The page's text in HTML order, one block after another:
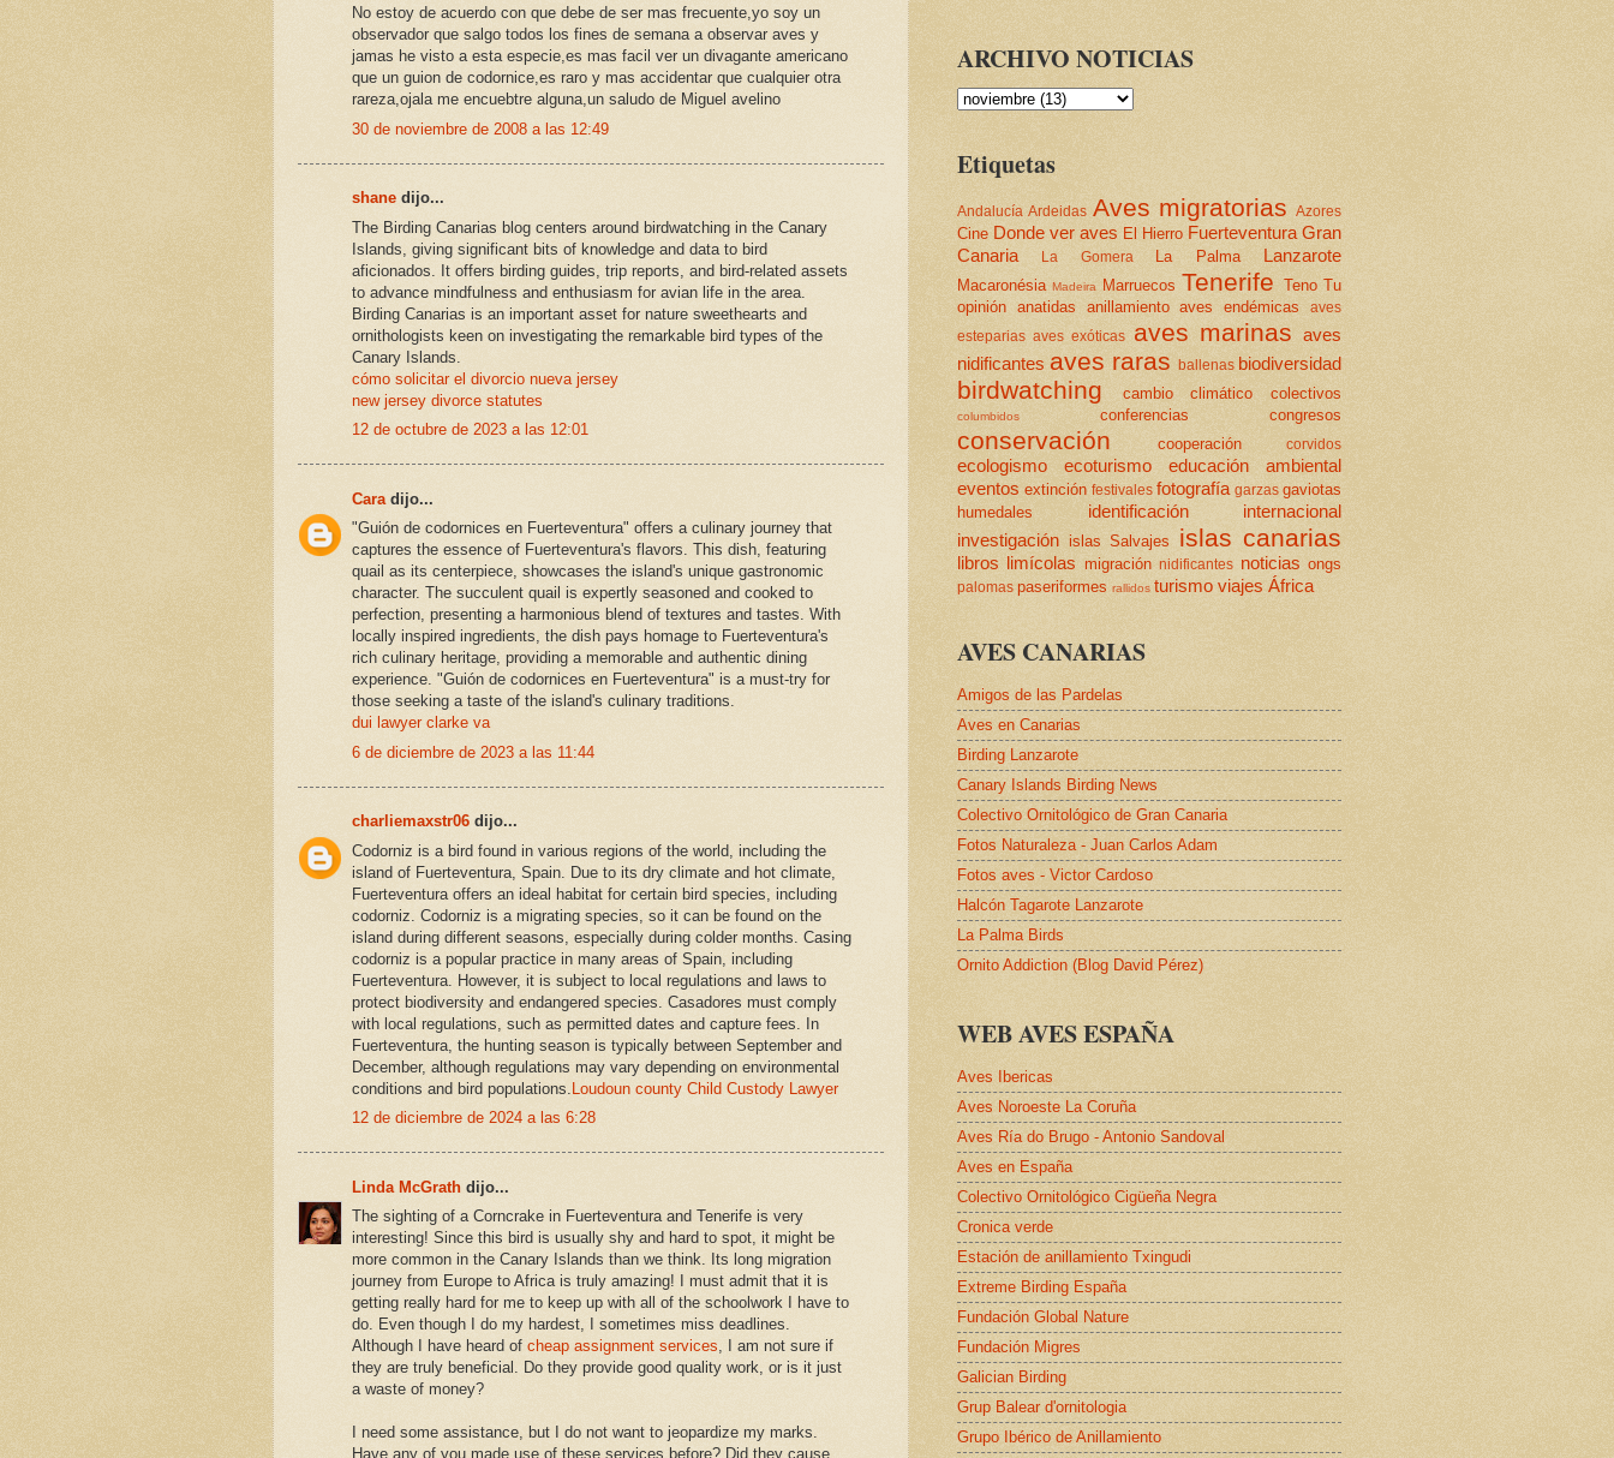
No estoy de acuerdo con que debe de ser mas frecuente,yo soy un
observador que salgo todos los fines de semana a observar aves y
jamas he visto a esta especie,es mas facil ver un divagante americano
que un guion de codornice,es raro y mas accidentar que cualquier otra
rareza,ojala me encuebtre alguna,un saludo de Miguel avelino
30 de noviembre de 2008 a las 12:49
shane dijo...
The Birding Canarias blog centers around birdwatching in the Canary
Islands, giving significant bits of knowledge and data to bird
aficionados. It offers birding guides, trip reports, and bird-related assets
to advance mindfulness and enthusiasm for avian life in the area.
Birding Canarias is an important asset for nature sweethearts and
ornithologists keen on investigating the remarkable bird types of the
Canary Islands.
cómo solicitar el divorcio nueva jersey
new jersey divorce statutes
12 de octubre de 2023 a las 12:01
Cara dijo...
"Guión de codornices en Fuerteventura" offers a culinary journey that
captures the essence of Fuerteventura's flavors. This dish, featuring
quail as its centerpiece, showcases the island's unique gastronomic
character. The succulent quail is expertly seasoned and cooked to
perfection, presenting a harmonious blend of textures and tastes. With
locally inspired ingredients, the dish pays homage to Fuerteventura's
rich culinary heritage, providing a memorable and authentic dining
experience. "Guión de codornices en Fuerteventura" is a must-try for
those seeking a taste of the island's culinary traditions.
dui lawyer clarke va
6 de diciembre de 2023 a las 11:44
charliemaxstr06 dijo...
Codorniz is a bird found in various regions of the world, including the
island of Fuerteventura, Spain. Due to its dry climate and hot climate,
Fuerteventura offers an ideal habitat for certain bird species, including
codorniz. Codorniz is a migrating species, so it can be found on the
island during different seasons, especially during colder months. Casing
codorniz is a popular practice in many areas of Spain, including
Fuerteventura. However, it is subject to local regulations and laws to
protect biodiversity and endangered species. Casadores must comply
with local regulations, such as permitted dates and capture fees. In
Fuerteventura, the hunting season is typically between September and
December, although regulations may vary depending on environmental
conditions and bird populations. Loudoun county Child Custody Lawyer
12 de diciembre de 2024 a las 6:28
Linda McGrath dijo...
The sighting of a Corncrake in Fuerteventura and Tenerife is very
interesting! Since this bird is usually shy and hard to spot, it might be
more common in the Canary Islands than we think. Its long migration
journey from Europe to Africa is truly amazing! I must admit that it is
getting really hard for me to keep up with all of the schoolwork I have to
do. Even though I do my hardest, I sometimes miss deadlines.
Although I have heard of cheap assignment services, I am not sure if
they are truly beneficial. Do they provide good quality work, or is it just
a waste of money?
I need some assistance, but I do not want to jeopardize my marks.
Have any of you made use of these services before? Did they cause
ARCHIVO NOTICIAS
Etiquetas
Andalucía Ardeidas Aves migratorias Azores
Cine Donde ver aves El Hierro Fuerteventura Gran
Canaria
La Gomera La Palma Lanzarote
Macaronésia Madeira Marruecos Tenerife Teno Tu
opinión anatidas anillamiento aves endémicas
aves
esteparias aves exóticas aves marinas aves
nidificantes aves raras ballenas biodiversidad
birdwatching cambio climático colectivos
columbidos conferencias congresos
conservación cooperación corvidos
ecologismo ecoturismo
educación ambiental
eventos extinción festivales fotografía garzas gaviotas
humedales
identificación
internacional
investigación islas Salvajes islas canarias
libros limícolas migración nidificantes noticias ongs
palomas paseriformes rallidos turismo viajes África
AVES CANARIAS
Amigos de las Pardelas
Aves en Canarias
Birding Lanzarote
Canary Islands Birding News
Colectivo Ornitológico de Gran Canaria
Fotos Naturaleza - Juan Carlos Adam
Fotos aves - Victor Cardoso
Halcón Tagarote Lanzarote
La Palma Birds
Ornito Addiction (Blog David Pérez)
WEB AVES ESPAÑA
Aves Ibericas
Aves Noroeste La Coruña
Aves Ría do Brugo - Antonio Sandoval
Aves en España
Colectivo Ornitológico Cigüeña Negra
Cronica verde
Estación de anillamiento Txingudi
Extreme Birding España
Fundación Global Nature
Fundación Migres
Galician Birding
Grup Balear d'ornitologia
Grupo Ibérico de Anillamiento